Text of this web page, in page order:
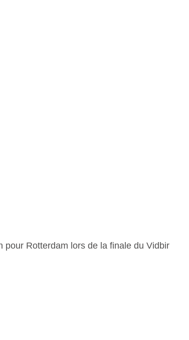
pour Rotterdam lors de la finale du Vidbir